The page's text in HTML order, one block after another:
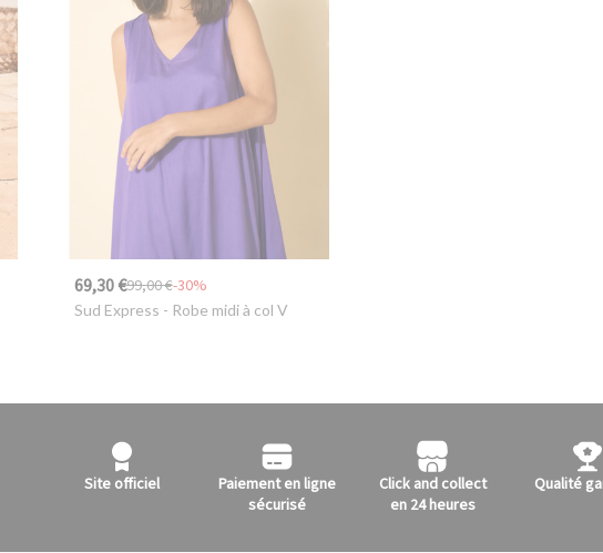
69,30 €99,00 €-30%
Sud Express - Robe midi à col V
Site officiel
Paiement en ligne
sécurisé
Click and collect
en 24 heures
Qualité